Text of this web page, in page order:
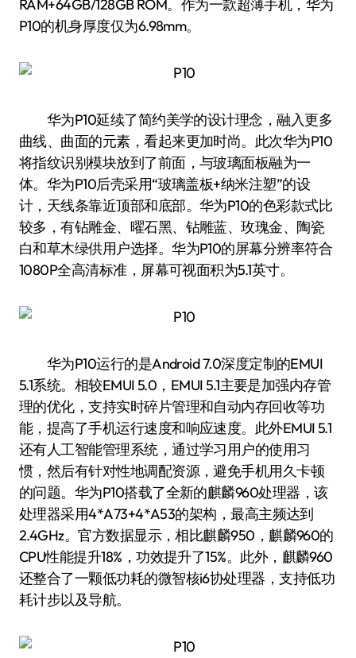
RAM+64GB/128GB ROM。作为一款超薄手机，华为
P10的机身厚度仅为6.98mm。
华为P10延续了简约美学的设计理念，融入更多
曲线、曲面的元素，看起来更加时尚。此次华为P10
将指纹识别模块放到了前面，与玻璃面板融为一
体。华为P10后壳采用“玻璃盖板+纳米注塑”的设
计，天线条靠近顶部和底部。华为P10的色彩款式比
较多，有钻雕金、曜石黑、钻雕蓝、玫瑰金、陶瓷
白和草木绿供用户选择。华为P10的屏幕分辨率符合
1080P全高清标准，屏幕可视面积为5.1英寸。
华为P10运行的是Android 7.0深度定制的EMUI
5.1系统。相较EMUI 5.0，EMUI 5.1主要是加强内存管
理的优化，支持实时碎片管理和自动内存回收等功
能，提高了手机运行速度和响应速度。此外EMUI 5.1
还有人工智能管理系统，通过学习用户的使用习
惯，然后有针对性地调配资源，避免手机用久卡顿
的问题。华为P10搭载了全新的麒麟960处理器，该
处理器采用4*A73+4*A53的架构，最高主频达到
2.4GHz。官方数据显示，相比麒麟950，麒麟960的
CPU性能提升18%，功效提升了15%。此外，麒麟960
还整合了一颗低功耗的微智核i6协处理器，支持低功
耗计步以及导航。